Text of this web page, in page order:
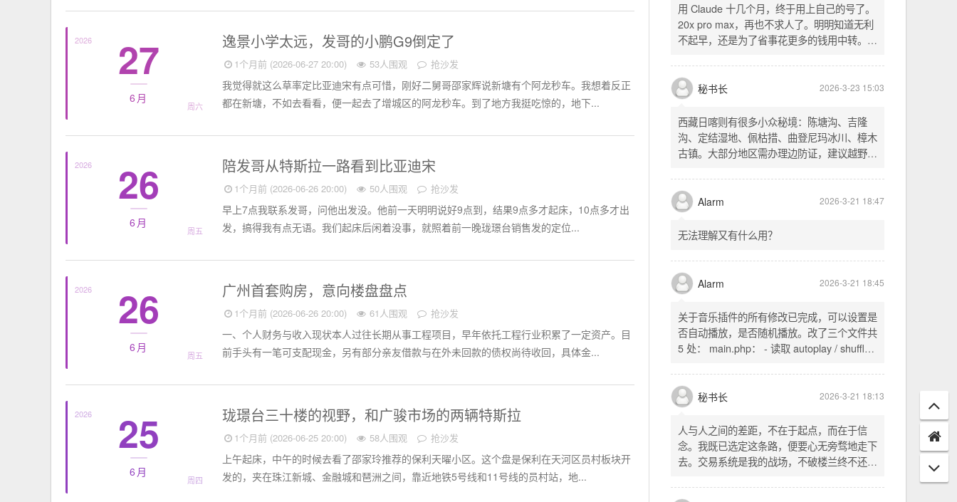
2026 27
6月
周六
逸景小学太远，发哥的小鹏G9倒定了
1个月前 (2026-06-27 20:00) 53人围观 抢沙发
我觉得就这么草率定比亚迪宋有点可惜，刚好二舅哥邵家辉说新塘有个阿龙秒车。我想着反正
都在新塘，不如去看看，便一起去了增城区的阿龙秒车。到了地方我挺吃惊的，地下...
2026 26
6月
周五
陪发哥从特斯拉一路看到比亚迪宋
1个月前 (2026-06-26 20:00) 50人围观 抢沙发
早上7点我联系发哥，问他出发没。他前一天明明说好9点到，结果9点多才起床，10点多才出
发，搞得我有点无语。我们起床后闲着没事，就照着前一晚珑璟台销售发的定位...
2026 26
6月
周五
广州首套购房，意向楼盘盘点
1个月前 (2026-06-26 20:00) 61人围观 抢沙发
一、个人财务与收入现状本人过往长期从事工程项目，早年依托工程行业积累了一定资产。目
前手头有一笔可支配现金，另有部分亲友借款与在外未回款的债权尚待收回，具体金...
2026 25
6月
周四
珑璟台三十楼的视野，和广骏市场的两辆特斯拉
1个月前 (2026-06-25 20:00) 58人围观 抢沙发
上午起床，中午的时候去看了邵家玲推荐的保利天曜小区。这个盘是保利在天河区员村板块开
发的，夹在珠江新城、金融城和琶洲之间，靠近地铁5号线和11号线的员村站，地...
用 Claude 十几个月，终于用上自己的号了。
20x pro max，再也不求人了。明明知道无利
不起早，还是为了省事花更多的钱用中转。链
SSH 用 gost 做 HTTP+SOCKS 转换才能用
多 Agent。配置麻烦了点，设定好了后直接任
意 IP 进行 SSH 登录。畅用，值得纪念。
秘书长 2026-3-23 15:03
西藏日喀则有很多小众秘境：陈塘沟、吉隆
沟、定结湿地、佩枯措、曲登尼玛冰川、樟木
古镇。大部分地区需办理边防证，建议越野
经吉隆口岸前往加德满都，沿途风景绝美。
Alarm 2026-3-21 18:47
无法理解又有什么用？
Alarm 2026-3-21 18:45
关于音乐插件的所有修改已完成，可以设置是
否自动播放，是否随机播放。改了三个文件共
5 处： main.php： - 读取 autoplay / shuffle
一行两个复选框（自动播放音乐 / 默认随机播
放），带配套 CSS track.php： - 在 var
playlist = [...] 后面输出 _p4zAutoplay 和
_p4zShuffle 两个 JS 变量 script.js： -
autoplay 从后端变量读取，不再硬编码 false
- shuffle 后台开启时强制随机，否则走
秘书长 2026-3-21 18:13
人与人之间的差距，不在于起点，而在于信
念。我既已选定这条路，便要心无旁骛地走下
去。交易系统是我的战场，不破楼兰终不还。
唯有目标，不可动摇。